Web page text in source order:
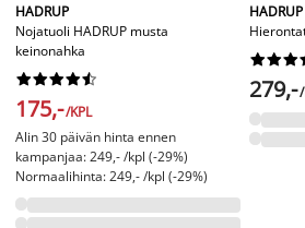
HADRUP
Nojatuoli HADRUP musta
keinonahka






175,-/KPL
Alin 30 päivän hinta ennen
kampanjaa: 249,- /kpl (-29%)
Normaalihinta: 249,- /kpl (-29%)
HADRUP




279,-